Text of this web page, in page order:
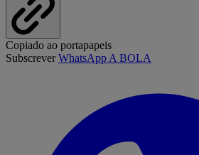
Copiado ao portapapeis
SubscreverWhatsApp A BOLA